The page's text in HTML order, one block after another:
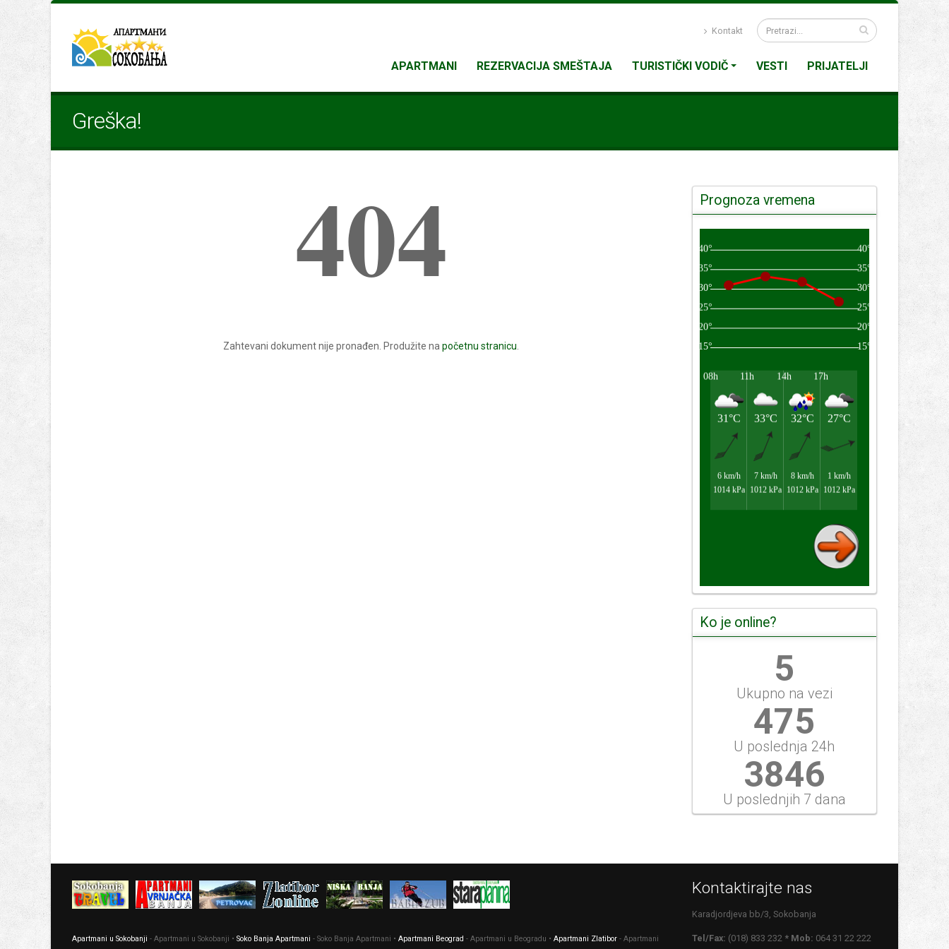
Kontakt
APARTMANI REZERVACIJA SMEŠTAJA TURISTIČKI VODIČ VESTI PRIJATELJI
Greška!
404
Zahtevani dokument nije pronađen. Produžite napočetnu stranicu
Prognoza vremena
Ko je online?
5
Ukupno na vezi
475
U poslednja 24h
3846
U poslednjih 7 dana
Apartmani u Sokobanji - Apartmani u Sokobanji • Soko Banja Apartmani - Soko Banja Apartmani • Apartmani Beograd - Apartmani u Beogradu • Apartmani Zlatibor - Apartmani
Kontaktirajte nas
Karadjordjeva bb/3, Sokobanja
Tel/Fax: (018) 833 232 * Mob: 064 31 22 222